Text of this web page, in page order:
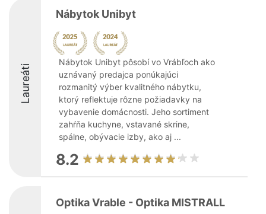
Laureáti
Nábytok Unibyt
Nábytok Unibyt pôsobí vo Vrábľoch ako
uznávaný predajca ponúkajúci
rozmanitý výber kvalitného nábytku,
ktorý reflektuje rôzne požiadavky na
vybavenie domácnosti. Jeho sortiment
zahŕňa kuchyne, vstavané skrine,
spálne, obývacie izby, ako aj ...
8.2
Optika Vrable - Optika MISTRALL